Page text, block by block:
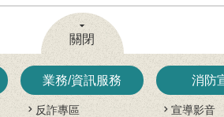
關閉
業務/資訊服務
反詐專區
消防
宣導影音